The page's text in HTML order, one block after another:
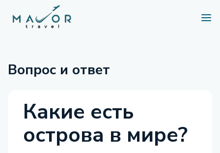
Вопрос и ответ
Какие есть
острова в мире?